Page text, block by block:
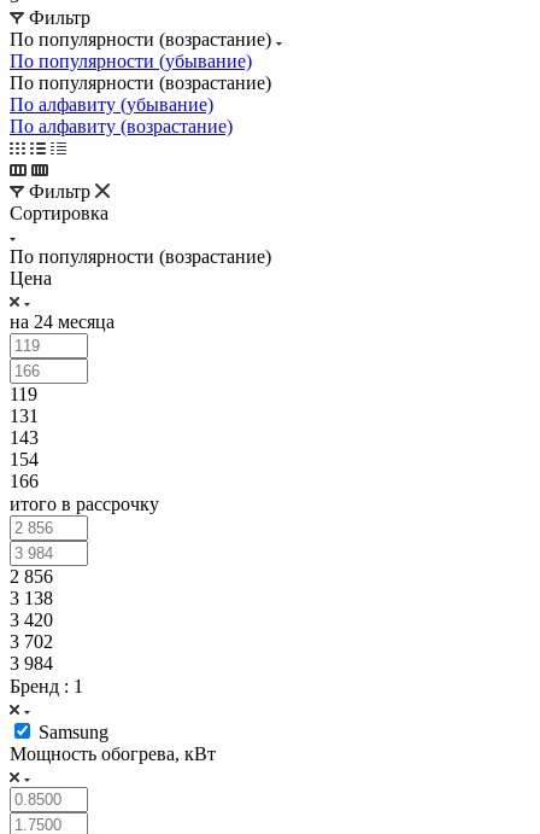
Фильтр
По популярности (возрастание)
По популярности (убывание)
По популярности (возрастание)
По алфавиту (убывание)
По алфавиту (возрастание)
Фильтр
Сортировка
По популярности (возрастание)
Цена
на 24 месяца
119
131
143
154
166
итого в рассрочку
2 856
3 138
3 420
3 702
3 984
Бренд : 1
Samsung
Мощность обогрева, кВт